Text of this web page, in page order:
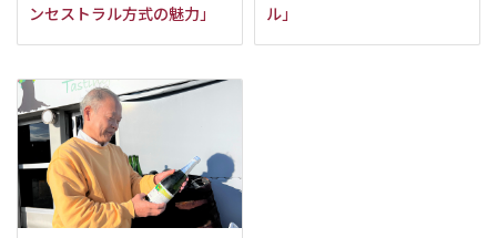
ンセストラル方式の魅力」
ル」